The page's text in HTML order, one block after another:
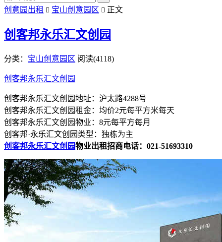
创意园出租  宝山创意园区  正文
创客邦永乐汇文创园
分类： 宝山创意园区 阅读(4118)
创客邦永乐汇文创园
创客邦永乐汇文创园地址：沪太路4288号
创客邦永乐汇文创园租金：均价2元每平方米每天
创客邦永乐汇文创园物业：8元每平方每月
创客邦·永乐汇文创园类型：独栋为主
创客邦永乐汇文创园物业出租招商电话：021-51693310